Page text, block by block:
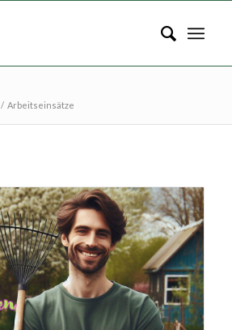
/ Arbeitseinsätze